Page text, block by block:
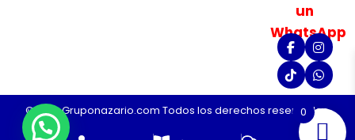
un
WhatsApp
©2026 Gruponazario.com Todos los derechos reservados.
0